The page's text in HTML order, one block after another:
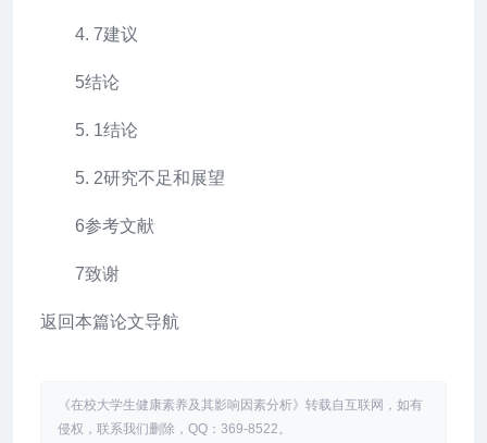
4. 7建议
5结论
5. 1结论
5. 2研究不足和展望
6参考文献
7致谢
返回本篇论文导航
《在校大学生健康素养及其影响因素分析》转载自互联网，如有
侵权，联系我们删除，QQ：369-8522。